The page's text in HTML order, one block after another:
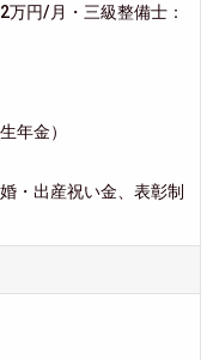
万円/月・三級整備士：
年金）
・出産祝い金、表彰制